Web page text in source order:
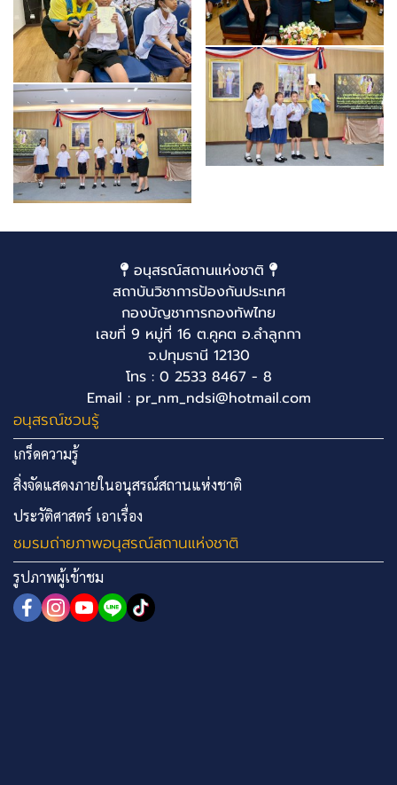
อนุสรณ์สถานแห่งชาติ
สถาบันวิชาการป้องกันประเทศ
กองบัญชาการกองทัพไทย
เลขที่ 9 หมู่ที่ 16 ต.คูคต อ.ลำลูกกา
จ.ปทุมธานี 12130
โทร : 0 2533 8467 - 8
Email : pr_nm_ndsi@hotmail.com
อนุสรณ์ชวนรู้
เกร็ดความรู้
สิ่งจัดแสดงภายในอนุสรณ์สถานแห่งชาติ
ประวัติศาสตร์ เอาเรื่อง
ชมรมถ่ายภาพอนุสรณ์สถานแห่งชาติ
รูปภาพผู้เข้าชม